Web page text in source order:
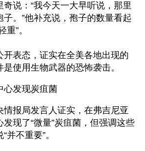
说：“我今天一大早听说，那里
。”他补充说，孢子的数量看起
重”。
开表态，证实在全美各地出现的
使用生物武器的恐怖袭击。
心发现炭疽菌
情报局发言人证实，在弗吉尼亚
现了“微量”炭疽菌，但强调这些
并不重要”。